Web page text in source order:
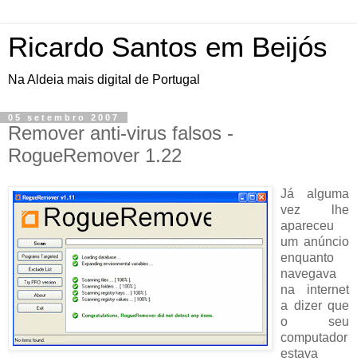
Ricardo Santos em Beijós
Na Aldeia mais digital de Portugal
05 setembro 2007
Remover anti-virus falsos -
RogueRemover 1.22
Já alguma
vez lhe
apareceu
um anúncio
enquanto
navegava
na internet
a dizer que
o seu
computador
estava